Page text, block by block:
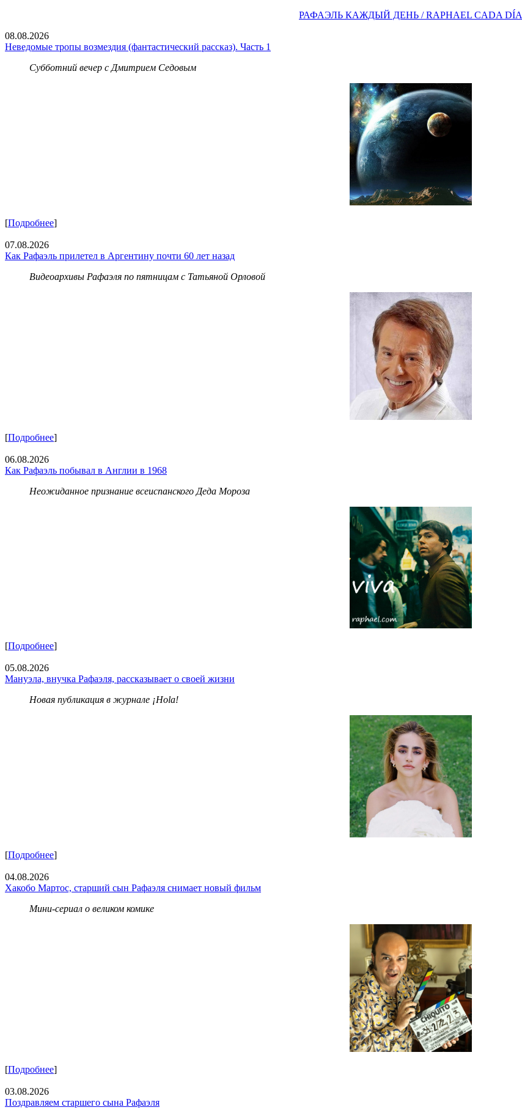
РАФАЭЛЬ КАЖДЫЙ ДЕНЬ / RAPHAEL CADA DÍA
08.08.2026
Неведомые тропы возмездия (фантастический рассказ). Часть 1
Субботний вечер с Дмитрием Седовым
[Подробнее]
07.08.2026
Как Рафаэль прилетел в Аргентину почти 60 лет назад
Видеоархивы Рафаэля по пятницам с Татьяной Орловой
[Подробнее]
06.08.2026
Как Рафаэль побывал в Англии в 1968
Неожиданное признание всеиспанского Деда Мороза
[Подробнее]
05.08.2026
Мануэла, внучка Рафаэля, рассказывает о своей жизни
Новая публикация в журнале ¡Hola!
[Подробнее]
04.08.2026
Хакобо Мартос, старший сын Рафаэля снимает новый фильм
Мини-сериал о великом комике
[Подробнее]
03.08.2026
Поздравляем старшего сына Рафаэля